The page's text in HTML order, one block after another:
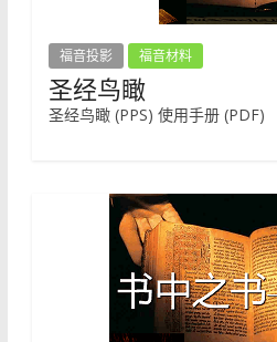
福音投影 福音材料
圣经鸟瞰
圣经鸟瞰 (PPS) 使用手册 (PDF)